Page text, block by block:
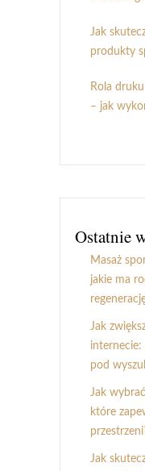
Jak
produkty
Rola
– jak
Ostatnie
Masaż
jakie ma
Jak
internecie:
pod
Jak
które
Jak